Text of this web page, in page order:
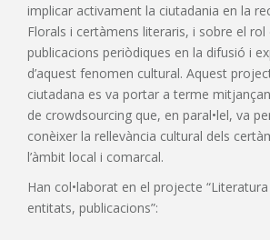
implicar activament la ciutadania en la
Florals i certàmens literaris, i sobre el rol
publicacions periòdiques en la difusió i
d’aquest fenomen cultural. Aquest
ciutadana es va portar a terme
de crowdsourcing que, en paral•lel, va
conèixer la rellevància cultural dels
l’àmbit local i comarcal.
Han col•laborat en el projecte
entitats, publicacions”: